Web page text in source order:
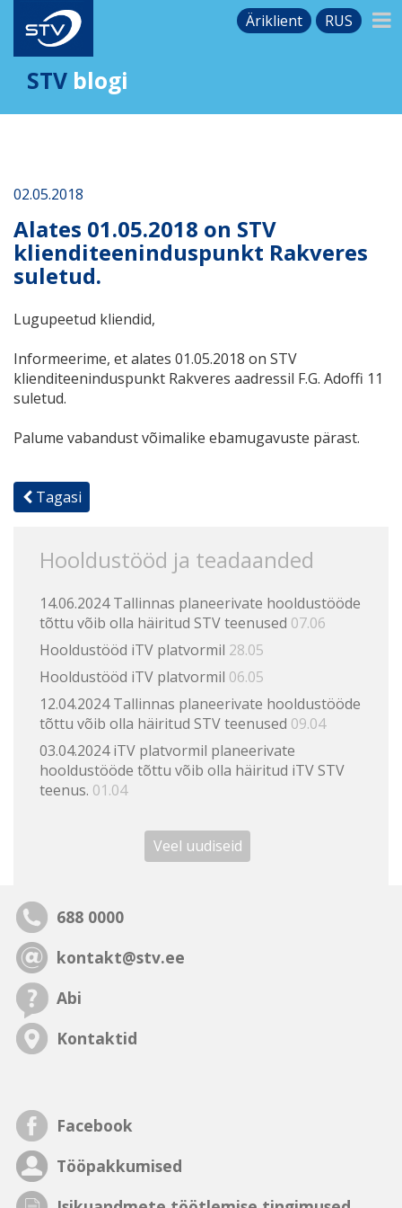
Äriklient RUS
STV blogi
02.05.2018
Alates 01.05.2018 on STV
klienditeeninduspunkt Rakveres
suletud.
Lugupeetud kliendid,
Informeerime, et alates 01.05.2018 on STV
klienditeeninduspunkt Rakveres aadressil F.G. Adoffi 11
suletud.
Palume vabandust võimalike ebamugavuste pärast.
Tagasi
Hooldustööd ja teadaanded
14.06.2024 Tallinnas planeerivate hooldustööde
tõttu võib olla häiritud STV teenused 07.06
Hooldustööd iTV platvormil 28.05
Hooldustööd iTV platvormil 06.05
12.04.2024 Tallinnas planeerivate hooldustööde
tõttu võib olla häiritud STV teenused 09.04
03.04.2024 iTV platvormil planeerivate
hooldustööde tõttu võib olla häiritud iTV STV
teenus. 01.04
Veel uudiseid
688 0000
kontakt@stv.ee
Abi
Kontaktid
Facebook
Tööpakkumised